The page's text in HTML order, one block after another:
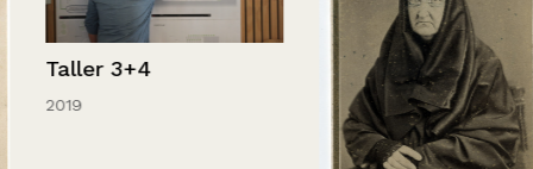
Taller 3+4
2019